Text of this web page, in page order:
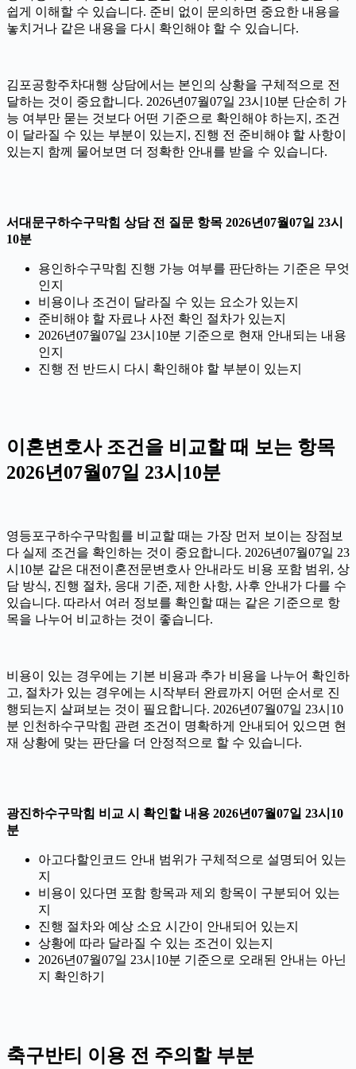
쉽게 이해할 수 있습니다. 준비 없이 문의하면 중요한 내용을
놓치거나 같은 내용을 다시 확인해야 할 수 있습니다.
김포공항주차대행 상담에서는 본인의 상황을 구체적으로 전
달하는 것이 중요합니다. 2026년07월07일 23시10분 단순히 가
능 여부만 묻는 것보다 어떤 기준으로 확인해야 하는지, 조건
이 달라질 수 있는 부분이 있는지, 진행 전 준비해야 할 사항이
있는지 함께 물어보면 더 정확한 안내를 받을 수 있습니다.
서대문구하수구막힘 상담 전 질문 항목 2026년07월07일 23시
10분
용인하수구막힘 진행 가능 여부를 판단하는 기준은 무엇
인지
비용이나 조건이 달라질 수 있는 요소가 있는지
준비해야 할 자료나 사전 확인 절차가 있는지
2026년07월07일 23시10분 기준으로 현재 안내되는 내용
인지
진행 전 반드시 다시 확인해야 할 부분이 있는지
이혼변호사 조건을 비교할 때 보는 항목
2026년07월07일 23시10분
영등포구하수구막힘를 비교할 때는 가장 먼저 보이는 장점보
다 실제 조건을 확인하는 것이 중요합니다. 2026년07월07일 23
시10분 같은 대전이혼전문변호사 안내라도 비용 포함 범위, 상
담 방식, 진행 절차, 응대 기준, 제한 사항, 사후 안내가 다를 수
있습니다. 따라서 여러 정보를 확인할 때는 같은 기준으로 항
목을 나누어 비교하는 것이 좋습니다.
비용이 있는 경우에는 기본 비용과 추가 비용을 나누어 확인하
고, 절차가 있는 경우에는 시작부터 완료까지 어떤 순서로 진
행되는지 살펴보는 것이 필요합니다. 2026년07월07일 23시10
분 인천하수구막힘 관련 조건이 명확하게 안내되어 있으면 현
재 상황에 맞는 판단을 더 안정적으로 할 수 있습니다.
광진하수구막힘 비교 시 확인할 내용 2026년07월07일 23시10
분
아고다할인코드 안내 범위가 구체적으로 설명되어 있는
지
비용이 있다면 포함 항목과 제외 항목이 구분되어 있는
지
진행 절차와 예상 소요 시간이 안내되어 있는지
상황에 따라 달라질 수 있는 조건이 있는지
2026년07월07일 23시10분 기준으로 오래된 안내는 아닌
지 확인하기
축구반티 이용 전 주의할 부분